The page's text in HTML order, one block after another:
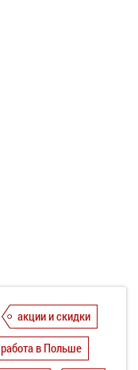
акции и скидки
работа в Польше